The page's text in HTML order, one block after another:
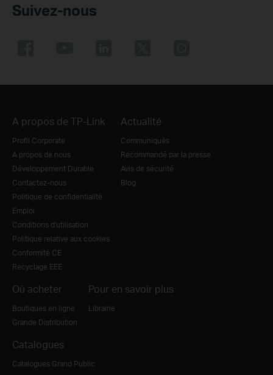
Suivez-nous
A propos de TP-Link
Profil Corporate
A propos de nous
Développement Durable
Contactez-nous
Politique de confidentialité
Emploi
Conditions d'utilisation
Politique relative aux cookies
Conformité CE
Recyclage EEE
Actualité
Communiqués
Recommandé par la presse
Avis de sécurité
Blog
Où acheter
Boutiques en ligne
Grande Distribution
Pour en savoir plus
Librairie
Catalogues
Catalogues Grand Public